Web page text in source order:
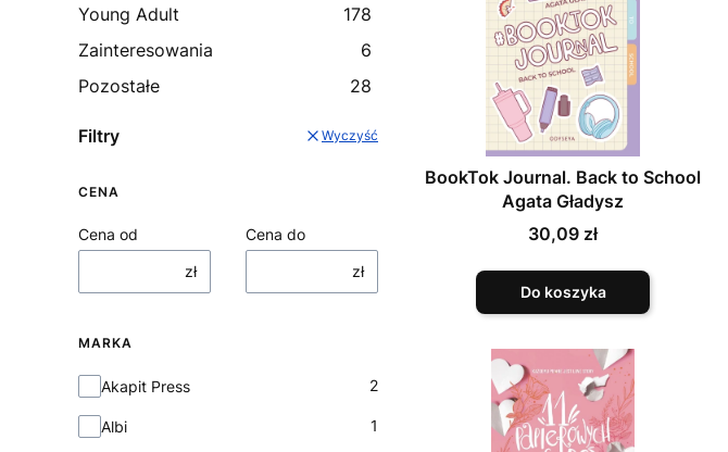
Young Adult
178
Zainteresowania
6
Pozostałe
28
Filtry Wyczyść
CENA
Cena od
zł
Cena do
zł
MARKA
MarkaAkapit Press 2
Albi 1
BookTok Journal. Back to School
Agata Gładysz
Cena
30,09 zł
Do koszyka